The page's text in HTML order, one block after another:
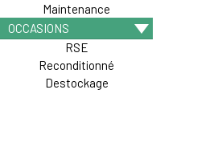
Maintenance
OCCASIONS
RSE
Reconditionné
Destockage